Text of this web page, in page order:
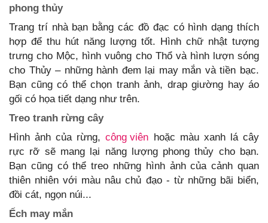
phong thủy
Trang trí nhà bạn bằng các đồ đạc có hình dạng thích
hợp để thu hút năng lượng tốt. Hình chữ nhật tượng
trưng cho Mộc, hình vuông cho Thổ và hình lượn sóng
cho Thủy – những hành đem lại may mắn và tiền bạc.
Bạn cũng có thể chọn tranh ảnh, drap giường hay áo
gối có họa tiết dạng như trên.
Treo tranh rừng cây
Hình ảnh của rừng,công viên hoặc màu xanh lá cây
rực rỡ sẽ mang lại năng lượng phong thủy cho bạn.
Bạn cũng có thể treo những hình ảnh của cảnh quan
thiên nhiên với màu nâu chủ đạo - từ những bãi biển,
đồi cát, ngọn núi...
Ếch may mắn